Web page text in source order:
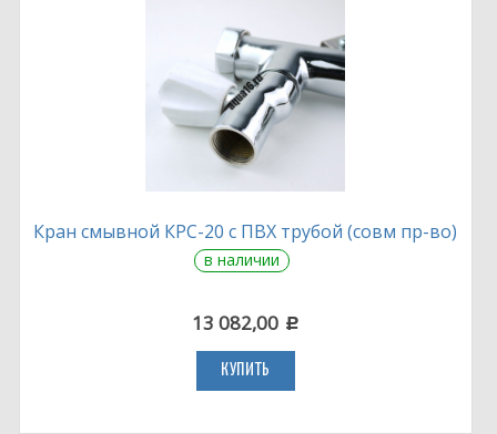
Кран смывной КРС-20 с ПВХ трубой (совм пр-во)
в наличии
13 082,00 c
КУПИТЬ